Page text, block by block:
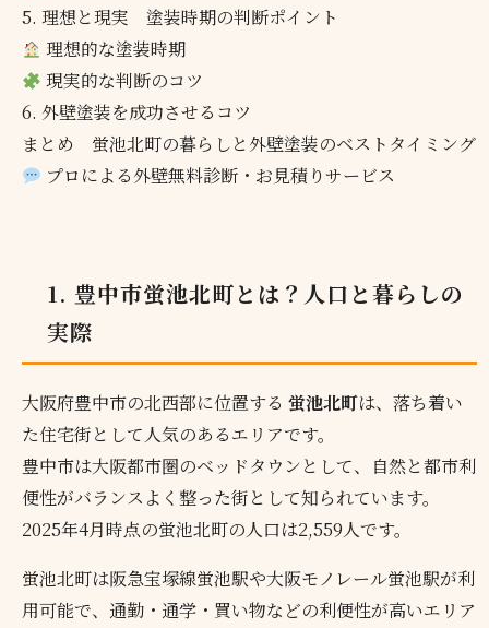
5. 理想と現実 塗装時期の判断ポイント
理想的な塗装時期
現実的な判断のコツ
6. 外壁塗装を成功させるコツ
まとめ 蛍池北町の暮らしと外壁塗装のベストタイミング
プロによる外壁無料診断・お見積りサービス
1. 豊中市蛍池北町とは？人口と暮らしの
実際
大阪府豊中市の北西部に位置する蛍池北町は、落ち着い
た住宅街として人気のあるエリアです。
豊中市は大阪都市圏のベッドタウンとして、自然と都市利
便性がバランスよく整った街として知られています。
2025年4月時点の蛍池北町の人口は2,559人です。
蛍池北町は阪急宝塚線蛍池駅や大阪モノレール蛍池駅が利
用可能で、通勤・通学・買い物などの利便性が高いエリア